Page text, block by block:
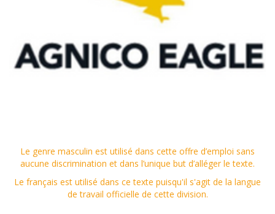
Le genre masculin est utilisé dans cette offre d’emploi sans
aucune discrimination et dans l’unique but d’alléger le texte.
Le français est utilisé dans ce texte puisqu'il s'agit de la langue
de travail officielle de cette division.